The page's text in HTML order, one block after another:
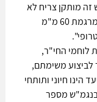
זה מותקן צריח לא
מאוייש שנושא תותח 30 מ"מ, מקלע מקביל, מרגמת 60 מ"מ
לוחמי החי"ר,
משימתם,
חיוני ותותחי
בנגמ"ש מספר